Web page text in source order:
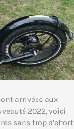
arrivées aux
2022, voici
sans trop d’effort